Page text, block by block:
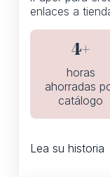
enlaces a
centrarse más
campañas de
marketing de
calidad
4+
horas
ahorradas
catálogo
Lea su historia